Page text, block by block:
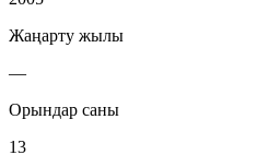
Жаңарту жылы
—
Орындар саны
13